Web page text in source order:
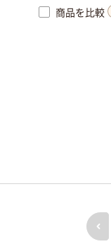
商品を比較
前へ